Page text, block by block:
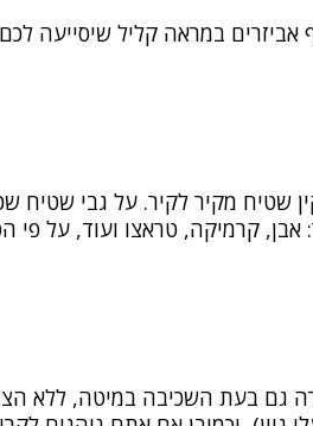
במראה קליל שיסייעה
שטיח מקיר לקיר. על גבי שטיח
אבן, קרמיקה, טראצו ועוד, על פי
גם בעת השכיבה במיטה, ללא